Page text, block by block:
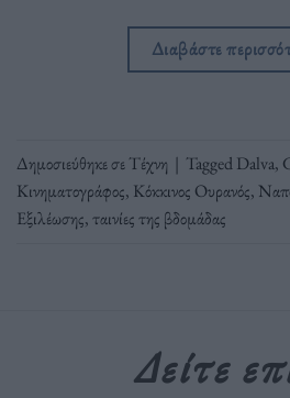
Διαβάστε
Δημοσιεύθηκε σεΤέχνη | TaggedDalva,
Κινηματογράφος, Κόκκινος Ουρανός,
Εξιλέωσης,ταινίες της βδομάδας
Δείτε